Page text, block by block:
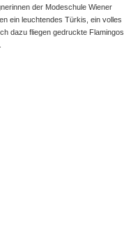
der Modeschule Wiener
ein leuchtendes Türkis, ein volles
dazu fliegen gedruckte